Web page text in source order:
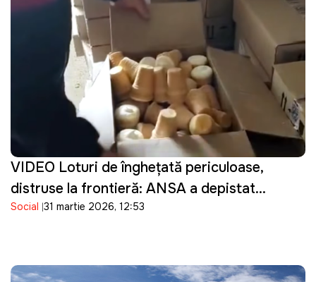
VIDEO Loturi de înghețată periculoase,
distruse la frontieră: ANSA a depistat
bacterii în produsele importate
Social 31 martie 2026, 12:53